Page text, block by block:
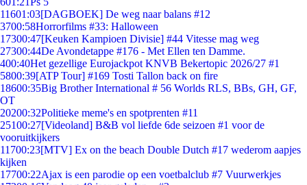
11601:03[DAGBOEK] De weg naar balans #12
3700:58Horrorfilms #33: Halloween
17300:47[Keuken Kampioen Divisie] #44 Vitesse mag weg
27300:44De Avondetappe #176 - Met Ellen ten Damme.
400:40Het gezellige Eurojackpot KNVB Bekertopic 2026/27 #1
5800:39[ATP Tour] #169 Tosti Tallon back on fire
18600:35Big Brother International # 56 Worlds RLS, BBs, GH, GF,
OT
20200:32Politieke meme's en spotprenten #11
25100:27[Videoland] B&B vol liefde 6de seizoen #1 voor de
vooruitkijkers
11700:23[MTV] Ex on the beach Double Dutch #17 wederom aapjes
kijken
17700:22Ajax is een parodie op een voetbalclub #7 Vuurwerkjes